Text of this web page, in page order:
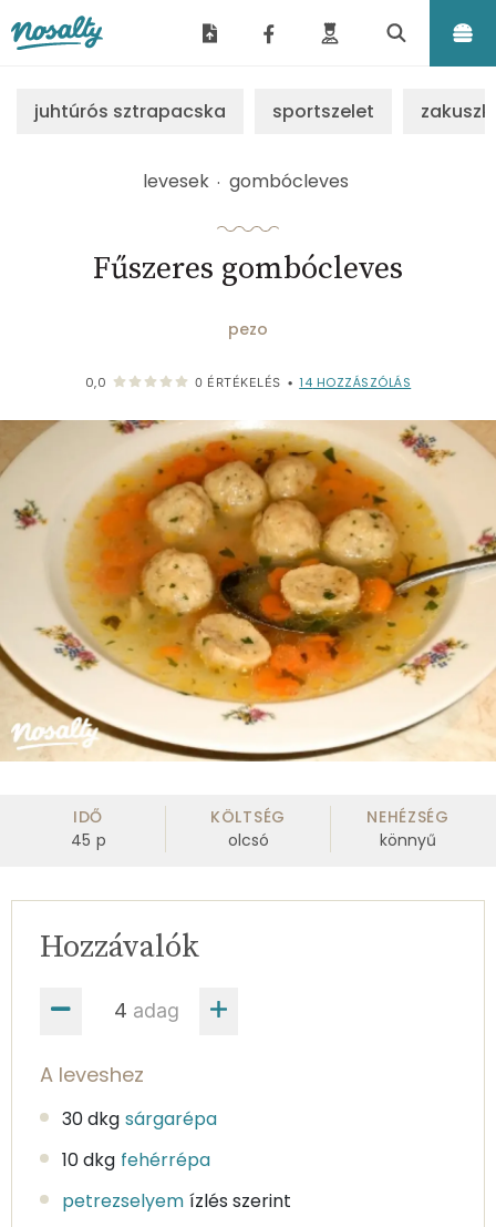
juhtúrós sztrapacska sportszelet
levesek gombócleves
Fűszeres gombócleves
pezo
0,0 0 ÉRTÉKELÉS • 14 HOZZÁSZÓLÁS
IDŐ
45 p
KÖLTSÉG
olcsó
NEHÉZSÉG
könnyű
adag
Hozzávalók
A leveshez
30 dkg sárgarépa
10 dkg fehérrépa
petrezselyem ízlés szerint